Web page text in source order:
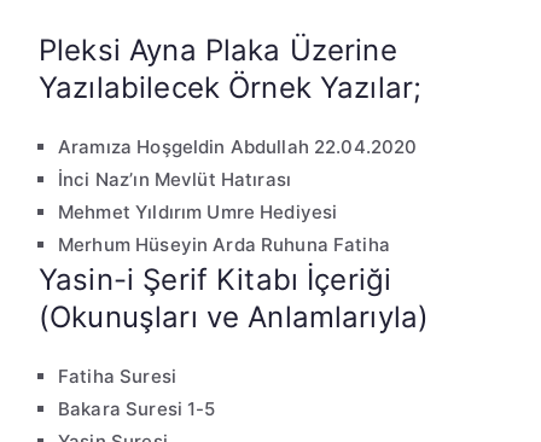
Pleksi Ayna Plaka Üzerine
Yazılabilecek Örnek Yazılar;
Aramıza Hoşgeldin Abdullah 22.04.2020
İnci Naz’ın Mevlüt Hatırası
Mehmet Yıldırım Umre Hediyesi
Merhum Hüseyin Arda Ruhuna Fatiha
Yasin-i Şerif Kitabı İçeriği
(Okunuşları ve Anlamlarıyla)
Fatiha Suresi
Bakara Suresi 1-5